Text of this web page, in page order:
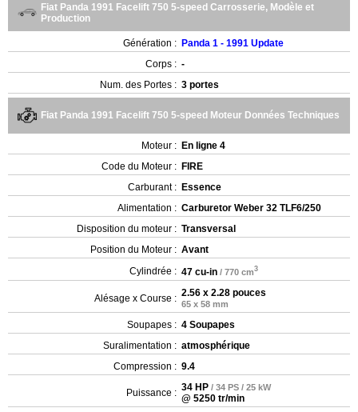
Fiat Panda 1991 Facelift 750 5-speed Carrosserie, Modèle et
Production
Génération : Panda 1 - 1991 Update
Corps : -
Num. des Portes : 3 portes
Fiat Panda 1991 Facelift 750 5-speed Moteur Données Techniques
Moteur : En ligne 4
Code du Moteur : FIRE
Carburant : Essence
Alimentation : Carburetor Weber 32 TLF6/250
Disposition du moteur : Transversal
Position du Moteur : Avant
Cylindrée : 47 cu-in / 770 cm3
Alésage x Course : 2.56 x 2.28 pouces
65 x 58 mm
Soupapes : 4 Soupapes
Suralimentation : atmosphérique
Compression : 9.4
Puissance : 34 HP / 34 PS / 25 kW
@ 5250 tr/min